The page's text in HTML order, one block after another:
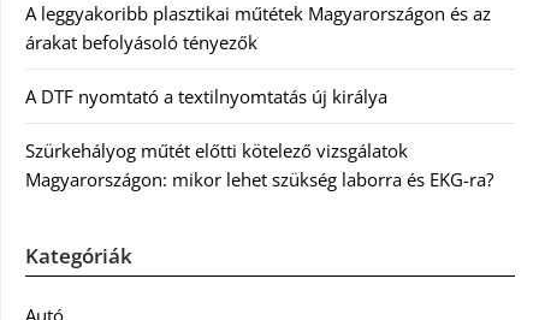
A leggyakoribb plasztikai műtétek Magyarországon és az
árakat befolyásoló tényezők
A DTF nyomtató a textilnyomtatás új királya
Szürkehályog műtét előtti kötelező vizsgálatok
Magyarországon: mikor lehet szükség laborra és EKG-ra?
Kategóriák